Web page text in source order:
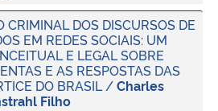
CRIMINAL DOS DISCURSOS DE
EM REDES SOCIAIS: UM
E LEGAL SOBRE
E AS RESPOSTAS DAS
DO BRASIL /Charles
Filho